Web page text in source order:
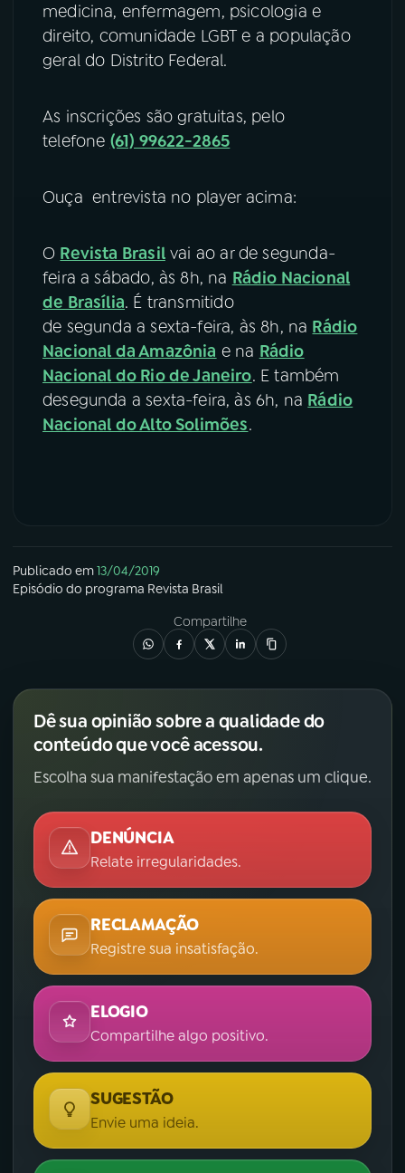
medicina, enfermagem, psicologia e
direito, comunidade LGBT e a população
geral do Distrito Federal.
As inscrições são gratuitas, pelo
telefone (61) 99622-2865
Ouça entrevista no player acima:
O Revista Brasilvai ao ar de segunda-
feira a sábado, às 8h, na Rádio Nacional
de Brasília. É transmitido
de segunda a sexta-feira, às 8h, na Rádio
Nacional da Amazônia e na Rádio
Nacional do Rio de Janeiro. E também
desegunda a sexta-feira, às 6h, na Rádio
Nacional do Alto Solimões.
Publicado em13/04/2019
Episódio do programa Revista Brasil
Compartilhe
Dê sua opinião sobre a qualidade do
conteúdo que você acessou.
Escolha sua manifestação em apenas um clique.
DENÚNCIA
Relate irregularidades.
RECLAMAÇÃO
Registre sua insatisfação.
ELOGIO
Compartilhe algo positivo.
SUGESTÃO
Envie uma ideia.